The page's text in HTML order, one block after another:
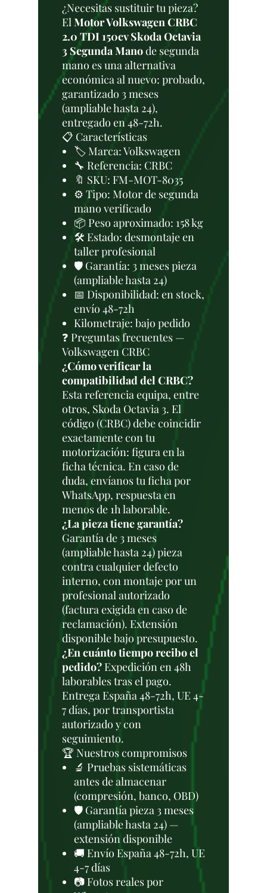
¿Necesitas sustituir tu pieza?
ElMotor Volkswagen CRBC
2.0 TDI 150cv Skoda Octavia
3 Segunda Manode segunda
mano es una alternativa
económica al nuevo: probado,
garantizado 3 meses
(ampliable hasta 24),
entregado en 48-72h.
📋 Características
🏷️ Marca: Volkswagen
🔧 Referencia: CRBC
🔖 SKU: FM-MOT-8035
⚙️ Tipo: Motor de segunda
mano verificado
📦 Peso aproximado: 158 kg
🛠 Estado: desmontaje en
taller profesional
🛡️ Garantía: 3 meses pieza
(ampliable hasta 24)
📅 Disponibilidad: en stock,
envío 48-72h
Kilometraje: bajo pedido
❓ Preguntas frecuentes —
Volkswagen CRBC
¿Cómo verificar la
compatibilidad del CRBC?
Esta referencia equipa, entre
otros, Skoda Octavia 3. El
código (CRBC) debe coincidir
exactamente con tu
motorización: figura en la
ficha técnica. En caso de
duda, envíanos tu ficha por
WhatsApp, respuesta en
menos de 1h laborable.
¿La pieza tiene garantía?
Garantía de 3 meses
(ampliable hasta 24) pieza
contra cualquier defecto
interno, con montaje por un
profesional autorizado
(factura exigida en caso de
reclamación). Extensión
disponible bajo presupuesto.
¿En cuánto tiempo recibo el
pedido? Expedición en 48h
laborables tras el pago.
Entrega España 48-72h, UE 4-
7 días, por transportista
autorizado y con
seguimiento.
🏆 Nuestros compromisos
🔬 Pruebas sistemáticas
antes de almacenar
(compresión, banco, OBD)
🛡️ Garantía pieza 3 meses
(ampliable hasta 24) —
extensión disponible
🚚 Envío España 48-72h, UE
4-7 días
📷 Fotos reales por